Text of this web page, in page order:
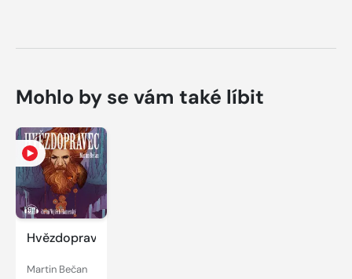
Mohlo by se vám také líbit
Hvězdopravec
Martin Bečan